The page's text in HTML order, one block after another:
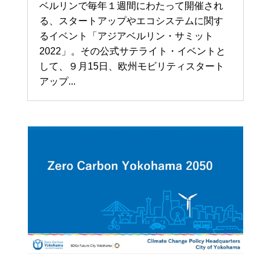
ベルリンで毎年１週間にわたって開催され
る、スタートアップやエコシステムに関す
るイベント「アジアベルリン・サミット
2022」。その公式サテライト・イベントと
して、９月15日、欧州モビリティスタート
アップ...